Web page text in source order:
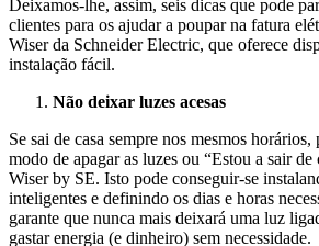
Deixamos-lhe, assim, seis dicas que pode
clientes para os ajudar a poupar na fatura
Wiser da Schneider Electric, que oferece
instalação fácil.
Não deixar luzes acesas
Se sai de casa sempre nos mesmos
modo de apagar as luzes ou “Estou a sair de
Wiser by SE. Isto pode conseguir-se
inteligentes e definindo os dias e horas
garante que nunca mais deixará uma luz
gastar energia (e dinheiro) sem necessidade.